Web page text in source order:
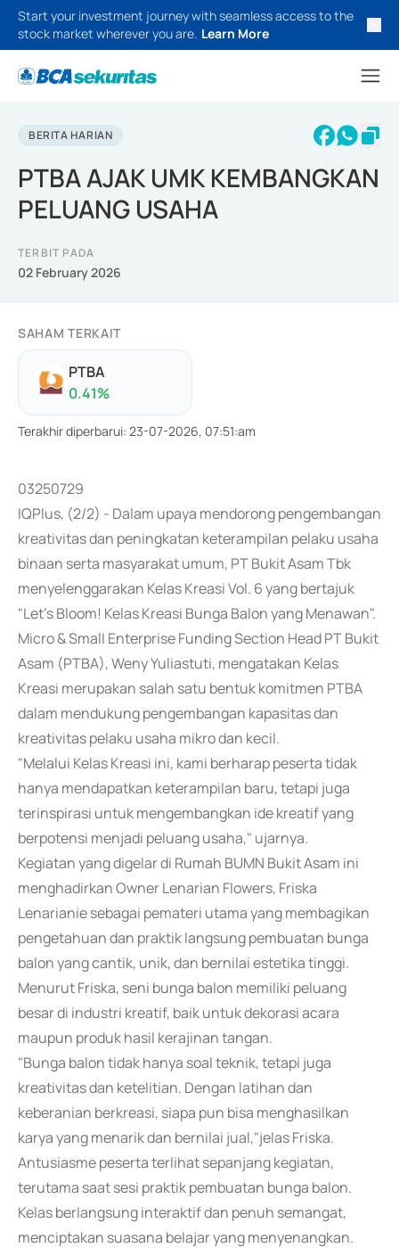
Start your investment journey with seamless access to the
stock market wherever you are. Learn More
BERITA HARIAN
PTBA AJAK UMK KEMBANGKAN
PELUANG USAHA
TERBIT PADA
02 February 2026
SAHAM TERKAIT
PTBA
0.41%
Terakhir diperbarui: 23-07-2026, 07:51:am
03250729
IQPlus, (2/2) - Dalam upaya mendorong pengembangan
kreativitas dan peningkatan keterampilan pelaku usaha
binaan serta masyarakat umum, PT Bukit Asam Tbk
menyelenggarakan Kelas Kreasi Vol. 6 yang bertajuk
"Let's Bloom! Kelas Kreasi Bunga Balon yang Menawan".
Micro & Small Enterprise Funding Section Head PT Bukit
Asam (PTBA), Weny Yuliastuti, mengatakan Kelas
Kreasi merupakan salah satu bentuk komitmen PTBA
dalam mendukung pengembangan kapasitas dan
kreativitas pelaku usaha mikro dan kecil.
"Melalui Kelas Kreasi ini, kami berharap peserta tidak
hanya mendapatkan keterampilan baru, tetapi juga
terinspirasi untuk mengembangkan ide kreatif yang
berpotensi menjadi peluang usaha," ujarnya.
Kegiatan yang digelar di Rumah BUMN Bukit Asam ini
menghadirkan Owner Lenarian Flowers, Friska
Lenarianie sebagai pemateri utama yang membagikan
pengetahuan dan praktik langsung pembuatan bunga
balon yang cantik, unik, dan bernilai estetika tinggi.
Menurut Friska, seni bunga balon memiliki peluang
besar di industri kreatif, baik untuk dekorasi acara
maupun produk hasil kerajinan tangan.
"Bunga balon tidak hanya soal teknik, tetapi juga
kreativitas dan ketelitian. Dengan latihan dan
keberanian berkreasi, siapa pun bisa menghasilkan
karya yang menarik dan bernilai jual,"jelas Friska.
Antusiasme peserta terlihat sepanjang kegiatan,
terutama saat sesi praktik pembuatan bunga balon.
Kelas berlangsung interaktif dan penuh semangat,
menciptakan suasana belajar yang menyenangkan.